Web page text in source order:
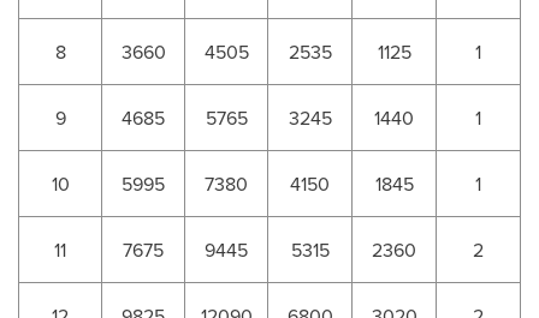
8 3660 4505 2535 1125 1
9 4685 5765 3245 1440 1
10 5995 7380 4150 1845 1
11 7675 9445 5315 2360 2